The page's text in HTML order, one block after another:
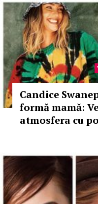
Candice
formă mamă:
atmosfera cu